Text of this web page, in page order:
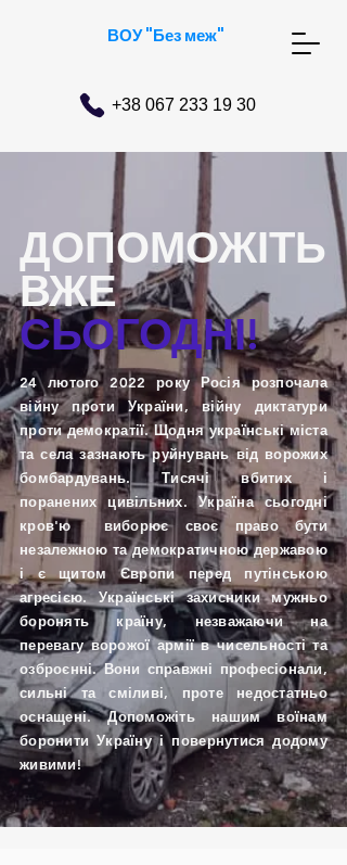
ВОУ "Без меж"
+38 067 233 19 30
ДОПОМОЖІТЬ
ВЖЕ
СЬОГОДНІ!
24 лютого 2022 року Росія розпочала
війну проти України, війну диктатури
проти демократії. Щодня українські міста
та села зазнають руйнувань від ворожих
бомбардувань. Тисячі вбитих і
поранених цивільних. Україна сьогодні
кров'ю виборює своє право бути
незалежною та демократичною державою
і є щитом Європи перед путінською
агресією. Українські захисники мужньо
боронять країну, незважаючи на
перевагу ворожої армії в чисельності та
озброєнні. Вони справжні професіонали,
сильні та сміливі, проте недостатньо
оснащені. Допоможіть нашим воїнам
боронити Україну і повернутися додому
живими!